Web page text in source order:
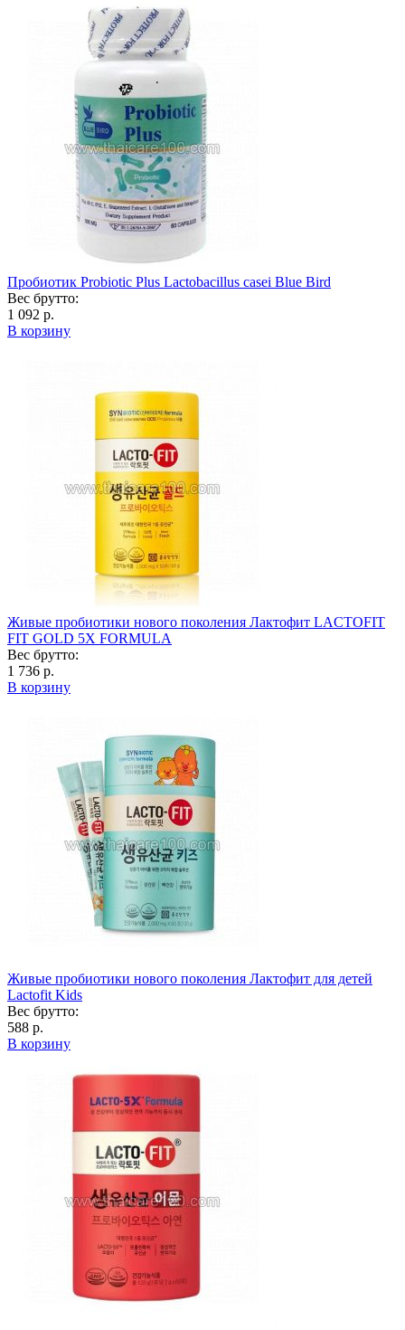
Пробиотик Probiotic Plus Lactobacillus casei Blue Bird
Вес брутто:
1 092 р.
В корзину
Живые пробиотики нового поколения Лактофит LACTOFIT
FIT GOLD 5X FORMULA
Вес брутто:
1 736 р.
В корзину
Живые пробиотики нового поколения Лактофит для детей
Lactofit Kids
Вес брутто:
588 р.
В корзину